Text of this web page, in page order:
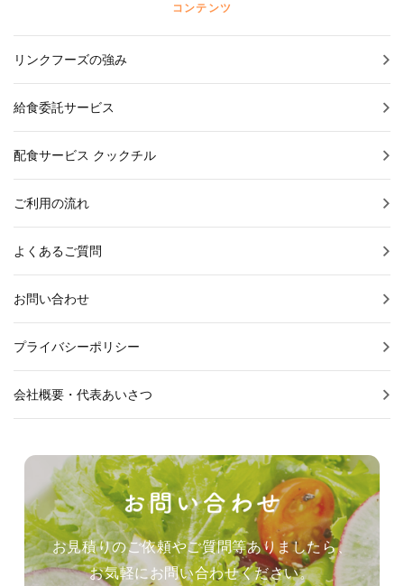
コンテンツ
リンクフーズの強み
給食委託サービス
配食サービス クックチル
ご利用の流れ
よくあるご質問
お問い合わせ
プライバシーポリシー
会社概要・代表あいさつ
お見積りのご依頼やご質問等ありましたら、
お気軽にお問い合わせください。